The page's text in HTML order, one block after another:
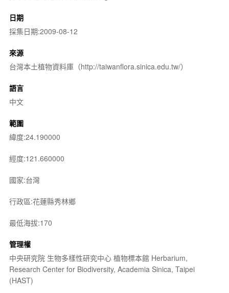
日期
採集日期:2009-08-12
來源
台灣本土植物資料庫（http://taiwanflora.sinica.edu.tw/）
語言
中文
範圍
緯度:24.190000
經度:121.660000
國家:台灣
行政區:花蓮縣秀林鄉
最低海拔:170
管理權
中央研究院 生物多樣性研究中心 植物標本館 Herbarium,
Research Center for Biodiversity, Academia Sinica, Taipei
(HAST)